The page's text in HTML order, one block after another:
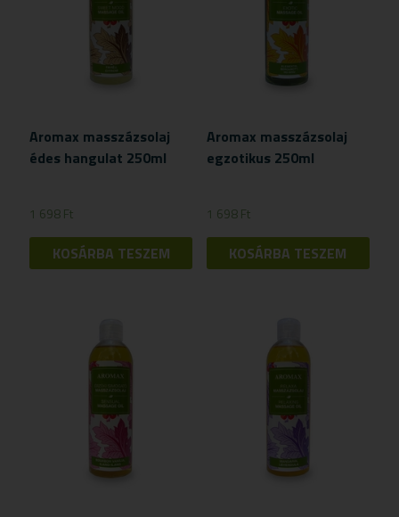
Aromax masszázsolaj
édes hangulat 250ml
1 698Ft
KOSÁRBA TESZEM
Aromax masszázsolaj
egzotikus 250ml
1 698Ft
KOSÁRBA TESZEM